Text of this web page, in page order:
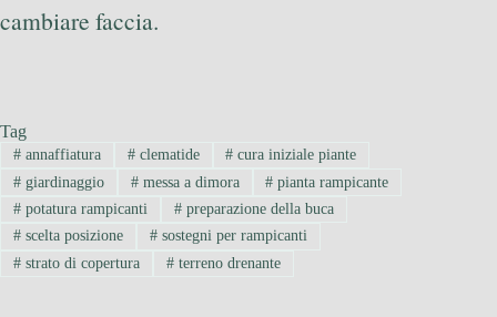
cambiare faccia.
Tag
#annaffiatura #clematide # cura iniziale piante
#giardinaggio #messa a dimora # pianta rampicante
#potatura rampicanti #preparazione della buca
#scelta posizione #sostegni per rampicanti
#strato di copertura #terreno drenante